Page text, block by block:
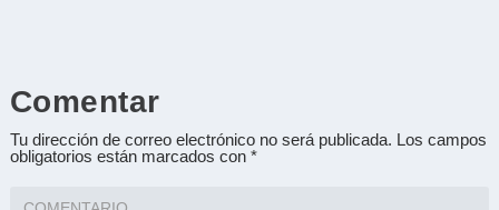
Comentar
Tu dirección de correo electrónico no será publicada. Los campos
obligatorios están marcados con *